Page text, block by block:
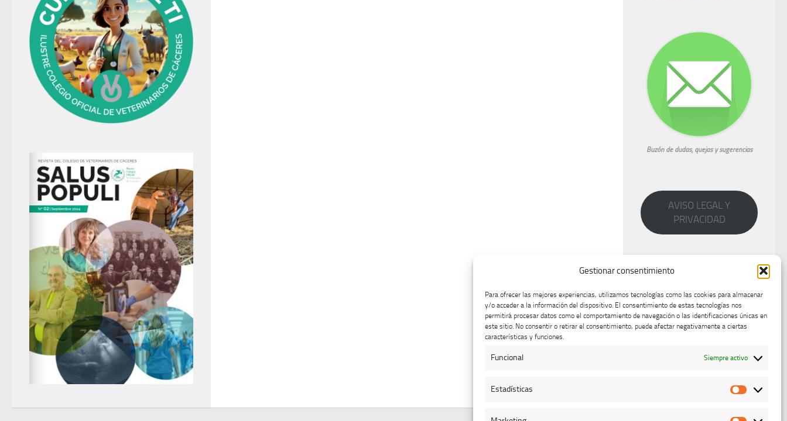
Gestionar consentimiento
Para ofrecer las mejores experiencias, utilizamos tecnologías como las cookies para almacenar
y/o acceder a la información del dispositivo. El consentimiento de estas tecnologías nos
permitirá procesar datos como el comportamiento de navegación o las identificaciones únicas en
este sitio. No consentir o retirar el consentimiento, puede afectar negativamente a ciertas
características y funciones.
Funcional Siempre activo
Estadísticas
Buzón de dudas, quejas y sugerencias
AVISO LEGAL Y
PRIVACIDAD